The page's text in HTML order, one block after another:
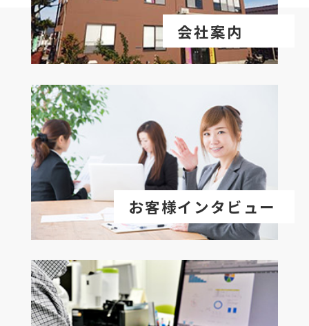
会社案内
お客様インタビュー